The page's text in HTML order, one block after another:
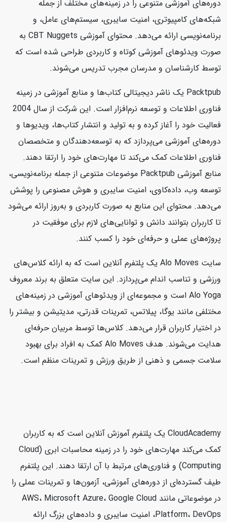
دوره‌های آموزشی متنوعی را در زمینه‌های مختلف از جمله
شبکه‌های کامپیوتری، امنیت سایبری، سیستم‌های عامل، و
برنامه‌نویسی ارائه می‌دهد. محتوای آموزشی CBT Nuggets به
صورت ویدئوهای آموزشی کوتاه و کاربردی طراحی شده است که
توسط کارشناسان و مدرسان مجرب تدریس می‌شوند.
Packtpub یک ناشر دیجیتالی کتاب‌ها و منابع آموزشی در زمینه
فناوری اطلاعات و توسعه نرم‌افزار است. این شرکت از سال 2004
فعالیت خود را آغاز کرده و به تولید و انتشار کتاب‌ها، ویدیوها و
دوره‌های آموزشی می‌پردازد که به توسعه‌دهندگان و متخصصان
فناوری اطلاعات کمک می‌کند تا مهارت‌های خود را ارتقا دهند.
منابع آموزشی Packtpub موضوعات متنوعی از جمله برنامه‌نویسی،
توسعه وب، داده‌کاوی، امنیت سایبری و هوش مصنوعی را پوشش
می‌دهد. محتوای این منابع به صورت کاربردی و به‌روز ارائه می‌شود
تا کاربران بتوانند دانش و توانایی‌های لازم برای موفقیت در
پروژه‌های عملی و حرفه‌ای خود را کسب کنند.
سایت Alo Moves یک پلتفرم آنلاین است که به ارائه کلاس‌های
ورزشی و تناسب اندام می‌پردازد. این سایت متعلق به برند معروف
Alo Yoga است و مجموعه‌ای از ویدئوهای آموزشی در زمینه‌های
مختلفی مانند یوگا، پیلاتس، تمرینات قدرتی، مدیتیشن و بیشتر را
در اختیار کاربران قرار می‌دهد. کلاس‌ها توسط مربیان حرفه‌ای
هدایت می‌شوند. هدف Alo Moves کمک به افراد برای بهبود
سلامت جسمی و ذهنی از طریق ورزش و تمرینات منظم است.
CloudAcademy یک پلتفرم آموزش آنلاین است که به کاربران
کمک می‌کند مهارت‌های خود را در زمینه محاسبات ابری (Cloud
Computing) و فناوری‌های مرتبط با آن ارتقا دهند. این پلتفرم
طیف گسترده‌ای از دوره‌های آموزشی، آزمون‌ها و تمرینات عملی را
در موضوعاتی مانند AWS، Microsoft Azure، Google Cloud
Platform، DevOps، امنیت سایبری و داده‌های بزرگ ارائه